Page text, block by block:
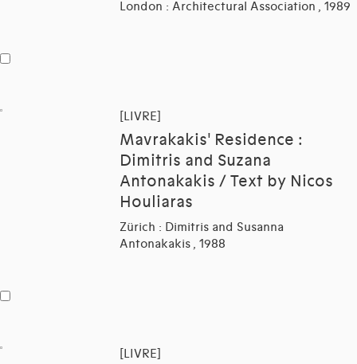
London : Architectural Association , 1989
[LIVRE]
Mavrakakis' Residence :
Dimitris and Suzana
Antonakakis / Text by Nicos
Houliaras
Zürich : Dimitris and Susanna
Antonakakis , 1988
[LIVRE]